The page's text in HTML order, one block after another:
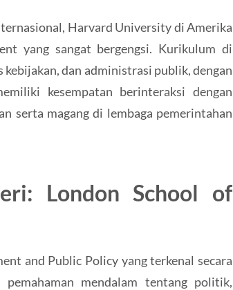
Harvard University di Amerika
yang sangat bergengsi. Kurikulum di
dan administrasi publik, dengan
kesempatan berinteraksi dengan
serta magang di lembaga pemerintahan
London School of
and Public Policy yang terkenal secara
mendalam tentang politik,